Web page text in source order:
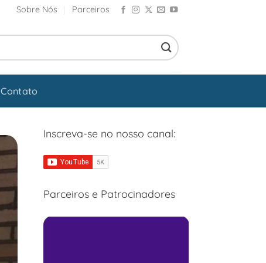
Sobre Nós Parceiros
Contato
Inscreva-se no nosso canal:
Parceiros e Patrocinadores